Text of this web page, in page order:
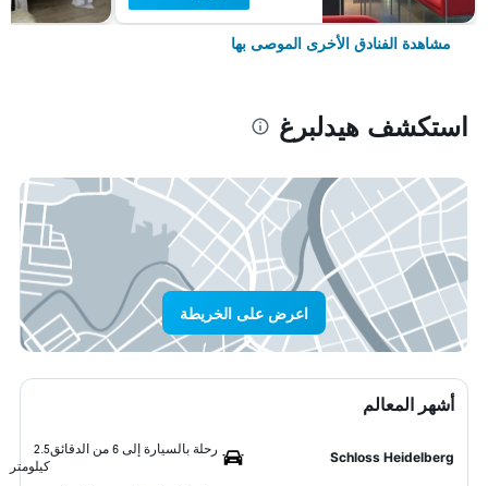
مشاهدة الفنادق الأخرى الموصى بها
استكشف هيدلبرغ
اعرض على الخريطة
أشهر المعالم
Schloss Heidelberg
رحلة بالسيارة إلى 6 من الدقائق
2.5
كيلومتر